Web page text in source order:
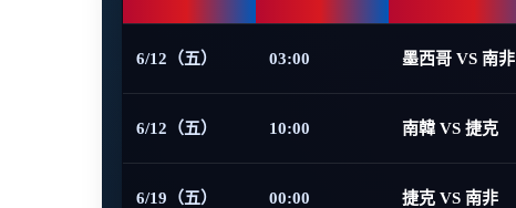
6/12（五） 03:00 墨西哥 VS 南非
6/12（五） 10:00 南韓 VS 捷克
6/19（五） 00:00 捷克 VS 南非